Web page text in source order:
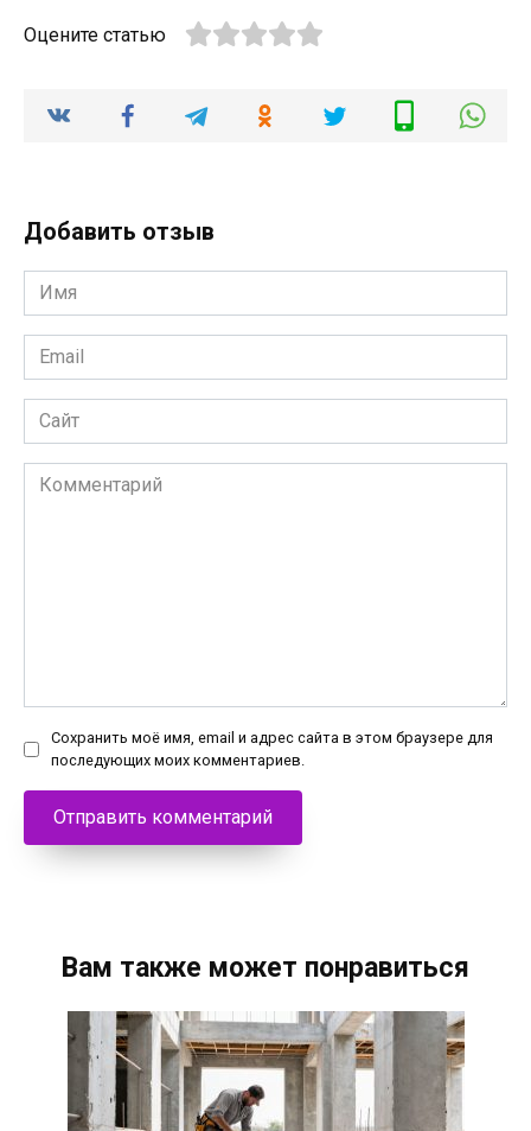
Оцените статью
Добавить отзыв
Имя
*
Email
*
Сайт
Комментарий
Сохранить моё имя, email и адрес сайта в этом браузере для
последующих моих комментариев.
Вам также может понравиться